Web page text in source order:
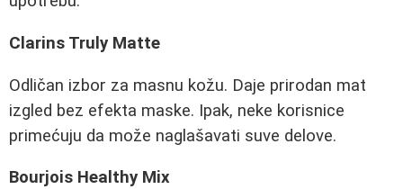
Clarins Truly Matte
Odličan izbor za masnu kožu. Daje prirodan mat
izgled bez efekta maske. Ipak, neke korisnice
primećuju da može naglašavati suve delove.
Bourjois Healthy Mix